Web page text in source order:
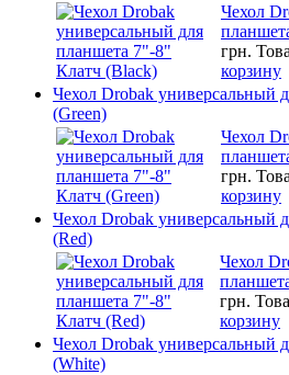
Чехол
грн.
корзину
Чехол Drobak универсальный
(Green)
Чехол
грн.
корзину
Чехол Drobak универсальный
(Red)
Чехол
грн.
корзину
Чехол Drobak универсальный
(White)